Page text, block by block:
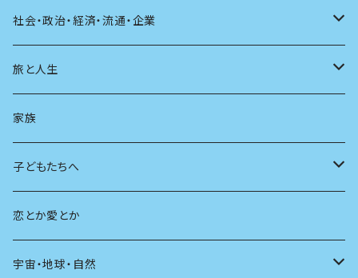
建築
スポーツ
AIと社会
広告
その他
アニメ
日本の芸能
童話
その他
人間関係
健康
育児
日常生活
学ぶ楽しみ
仕事のヒント
社会・政治・経済・流通・企業
過去
現在
未来
旅と人生
旅
人生
家族
子どもたちへ
教育
友達
恋とか愛とか
宇宙・地球・自然